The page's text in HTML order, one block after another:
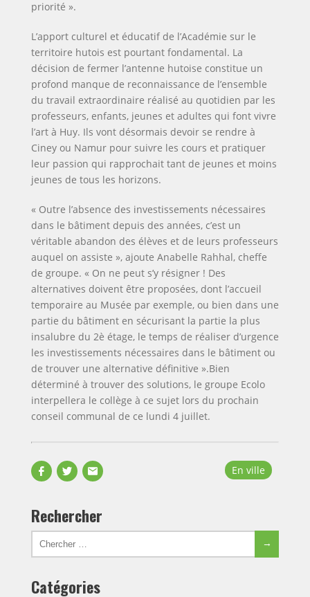
priorité ».
L’apport culturel et éducatif de l’Académie sur le
territoire hutois est pourtant fondamental. La
décision de fermer l’antenne hutoise constitue un
profond manque de reconnaissance de l’ensemble
du travail extraordinaire réalisé au quotidien par les
professeurs, enfants, jeunes et adultes qui font vivre
l’art à Huy. Ils vont désormais devoir se rendre à
Ciney ou Namur pour suivre les cours et pratiquer
leur passion qui rapprochait tant de jeunes et moins
jeunes de tous les horizons.
« Outre l’absence des investissements nécessaires
dans le bâtiment depuis des années, c’est un
véritable abandon des élèves et de leurs professeurs
auquel on assiste », ajoute Anabelle Rahhal, cheffe
de groupe. « On ne peut s’y résigner ! Des
alternatives doivent être proposées, dont l’accueil
temporaire au Musée par exemple, ou bien dans une
partie du bâtiment en sécurisant la partie la plus
insalubre du 2è étage, le temps de réaliser d’urgence
les investissements nécessaires dans le bâtiment ou
de trouver une alternative définitive ».Bien
déterminé à trouver des solutions, le groupe Ecolo
interpellera le collège à ce sujet lors du prochain
conseil communal de ce lundi 4 juillet.
En ville
Partager
sur
Partager
sur
Envoyer
Rechercher
Chercher
pour:
Chercher
Catégories